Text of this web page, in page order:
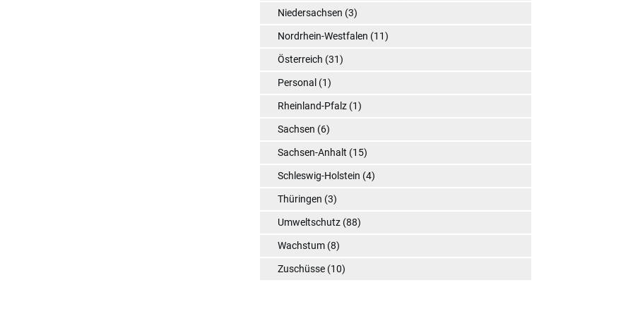
Niedersachsen (3)
Nordrhein-Westfalen (11)
Österreich (31)
Personal (1)
Rheinland-Pfalz (1)
Sachsen (6)
Sachsen-Anhalt (15)
Schleswig-Holstein (4)
Thüringen (3)
Umweltschutz (88)
Wachstum (8)
Zuschüsse (10)